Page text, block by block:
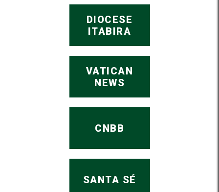
DIOCESE
ITABIRA
VATICAN
NEWS
CNBB
SANTA SÉ